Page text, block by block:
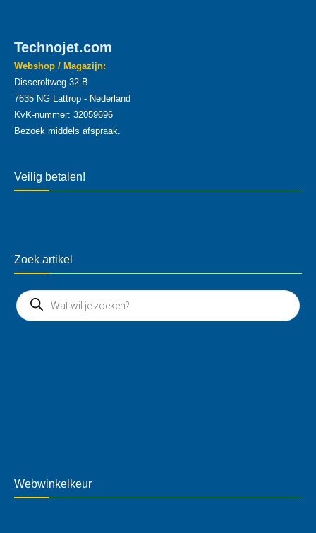
Technojet.com
Webshop / Magazijn:
Disseroltweg 32-B
7635 NG Lattrop - Nederland
KvK-nummer: 32059696
Bezoek middels afspraak.
Veilig betalen!
Zoek artikel
Webwinkelkeur